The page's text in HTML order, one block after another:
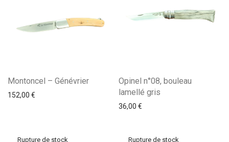
Montoncel – Génévrier
152,00 €
Opinel n°08, bouleau
lamellé gris
36,00 €